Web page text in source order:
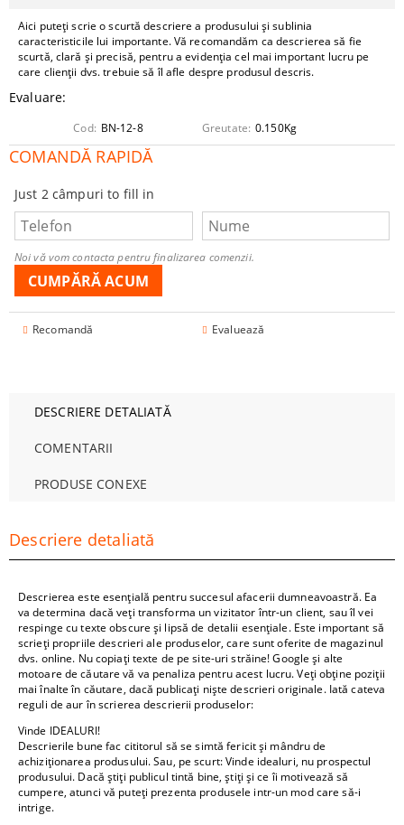
Aici puteți scrie o scurtă descriere a produsului și sublinia
caracteristicile lui importante. Vă recomandăm ca descrierea să fie
scurtă, clară și precisă, pentru a evidenția cel mai important lucru pe
care clienții dvs. trebuie să îl afle despre produsul descris.
Evaluare:
Cod: BN-12-8 Greutate: 0.150Kg
COMANDĂ RAPIDĂ
Just 2 câmpuri to fill in
Noi vă vom contacta pentru finalizarea comenzii.
Recomandă Evaluează
DESCRIERE DETALIATĂ
COMENTARII
PRODUSE CONEXE
Descriere detaliată
Descrierea este esențială pentru succesul afacerii dumneavoastră. Ea
va determina dacă veți transforma un vizitator într-un client, sau îl vei
respinge cu texte obscure și lipsă de detalii esențiale. Este important să
scrieți propriile descrieri ale produselor, care sunt oferite de magazinul
dvs. online. Nu copiați texte de pe site-uri străine! Google și alte
motoare de căutare vă va penaliza pentru acest lucru. Veți obține poziții
mai înalte în căutare, dacă publicați niște descrieri originale. Iată cateva
reguli de aur în scrierea descrierii produselor:
Vinde IDEALURI!
Descrierile bune fac cititorul să se simtă fericit și mândru de
achiziționarea produsului. Sau, pe scurt: Vinde idealuri, nu prospectul
produsului. Dacă știți publicul tintă bine, știți și ce îi motivează să
cumpere, atunci vă puteți prezenta produsele intr-un mod care să-i
intrige.